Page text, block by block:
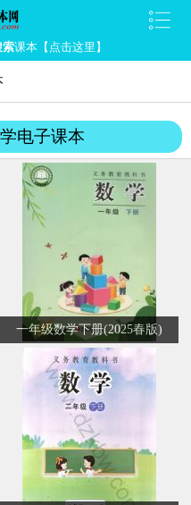
索课本【点击这里】
电子课本
一年级数学下册(2025春版)